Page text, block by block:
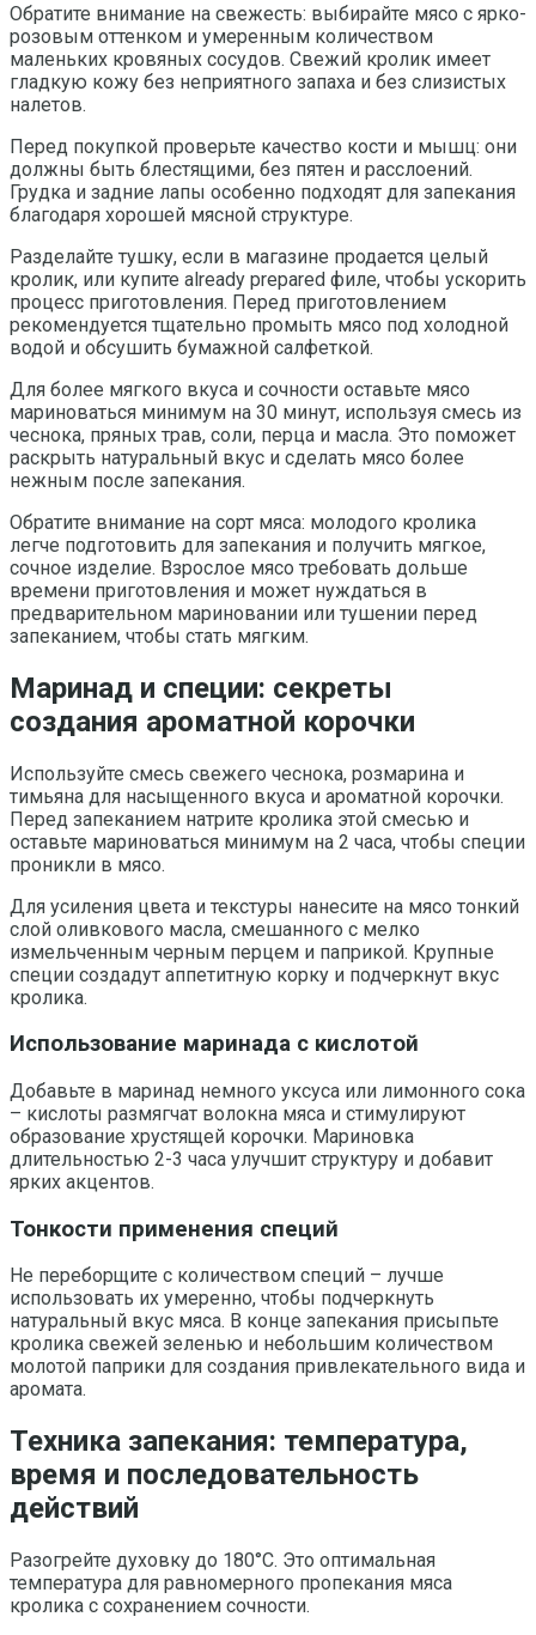
Обратите внимание на свежесть: выбирайте мясо с ярко-
розовым оттенком и умеренным количеством
маленьких кровяных сосудов. Свежий кролик имеет
гладкую кожу без неприятного запаха и без слизистых
налетов.
Перед покупкой проверьте качество кости и мышц: они
должны быть блестящими, без пятен и расслоений.
Грудка и задние лапы особенно подходят для запекания
благодаря хорошей мясной структуре.
Разделайте тушку, если в магазине продается целый
кролик, или купите already prepared филе, чтобы ускорить
процесс приготовления. Перед приготовлением
рекомендуется тщательно промыть мясо под холодной
водой и обсушить бумажной салфеткой.
Для более мягкого вкуса и сочности оставьте мясо
мариноваться минимум на 30 минут, используя смесь из
чеснока, пряных трав, соли, перца и масла. Это поможет
раскрыть натуральный вкус и сделать мясо более
нежным после запекания.
Обратите внимание на сорт мяса: молодого кролика
легче подготовить для запекания и получить мягкое,
сочное изделие. Взрослое мясо требовать дольше
времени приготовления и может нуждаться в
предварительном мариновании или тушении перед
запеканием, чтобы стать мягким.
Маринад и специи: секреты
создания ароматной корочки
Используйте смесь свежего чеснока, розмарина и
тимьяна для насыщенного вкуса и ароматной корочки.
Перед запеканием натрите кролика этой смесью и
оставьте мариноваться минимум на 2 часа, чтобы специи
проникли в мясо.
Для усиления цвета и текстуры нанесите на мясо тонкий
слой оливкового масла, смешанного с мелко
измельченным черным перцем и паприкой. Крупные
специи создадут аппетитную корку и подчеркнут вкус
кролика.
Использование маринада с кислотой
Добавьте в маринад немного уксуса или лимонного сока
– кислоты размягчат волокна мяса и стимулируют
образование хрустящей корочки. Мариновка
длительностью 2-3 часа улучшит структуру и добавит
ярких акцентов.
Тонкости применения специй
Не переборщите с количеством специй – лучше
использовать их умеренно, чтобы подчеркнуть
натуральный вкус мяса. В конце запекания присыпьте
кролика свежей зеленью и небольшим количеством
молотой паприки для создания привлекательного вида и
аромата.
Техника запекания: температура,
время и последовательность
действий
Разогрейте духовку до 180°C. Это оптимальная
температура для равномерного пропекания мяса
кролика с сохранением сочности.